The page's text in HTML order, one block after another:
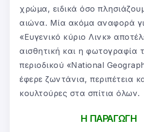
χρώμα, ειδικά όσο
αιώνα. Μία ακόμα αναφορά
«Ευγενικό κύριο Λινκ»
αισθητική και η φωτογραφία
περιοδικού «National
έφερε ζωντάνια, περιπέτεια
κουλτούρες στα σπίτια όλων.
Η ΠΑΡΑΓΩΓΗ